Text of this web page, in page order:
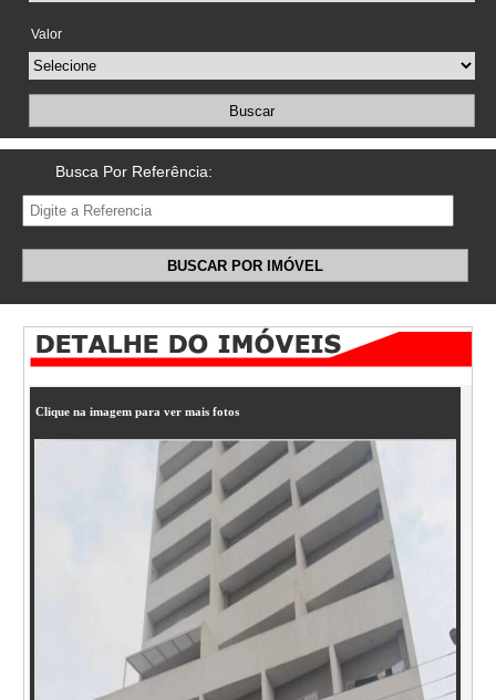
Valor
Buscar
Busca Por Referência:
BUSCAR POR IMÓVEL
Clique na imagem para ver mais fotos